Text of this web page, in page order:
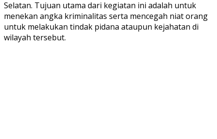
Selatan. Tujuan utama dari kegiatan ini adalah untuk
menekan angka kriminalitas serta mencegah niat orang
untuk melakukan tindak pidana ataupun kejahatan di
wilayah tersebut.